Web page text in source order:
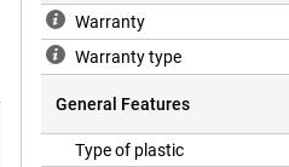
Warranty
Warranty type
General Features
Type of plastic